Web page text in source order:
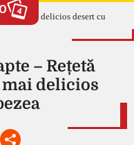
4
– Rețetă
delicios